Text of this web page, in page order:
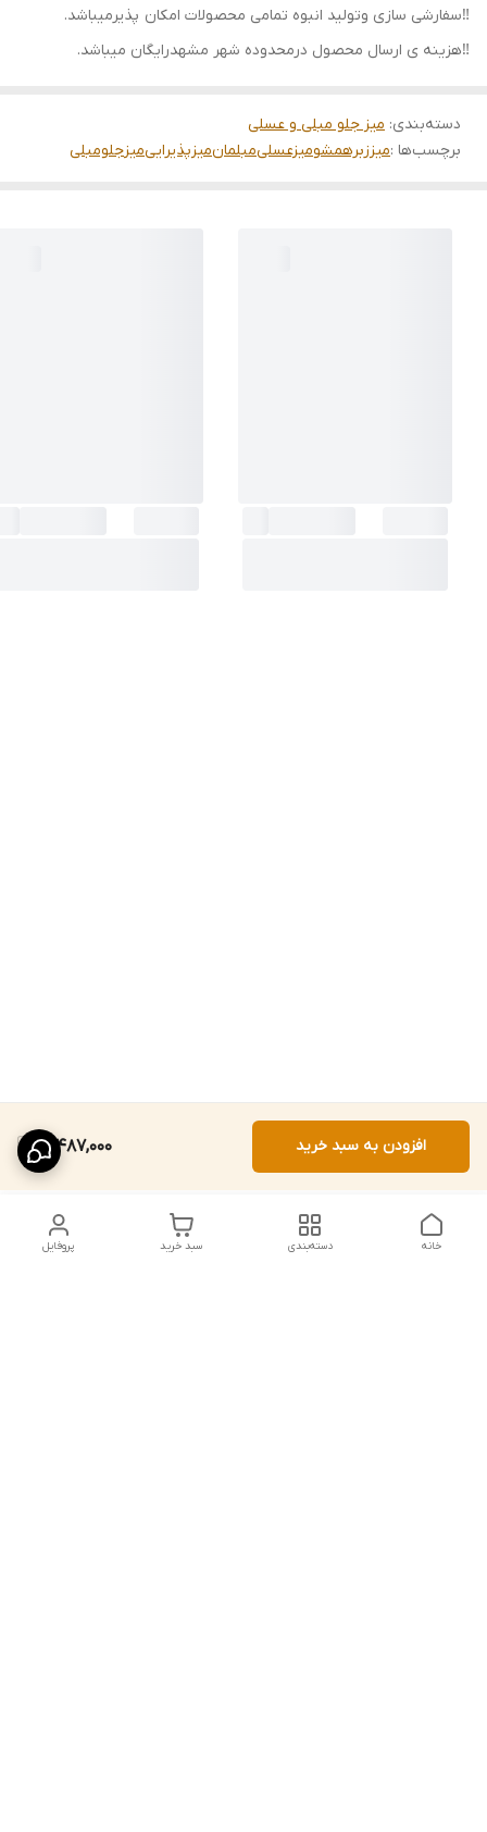
12,487,000 افزودن به سبد خرید
‼️سفارشی سازی وتولید انبوه تمامی محصولات امکان پذیرمیباشد.
‼️هزینه ی ارسال محصول درمحدوده شهر مشهدرایگان میباشد.
دسته‌بندی: میز جلو مبلی و عسلی
برچسب‌ها :میززبرهمشومیزعسلیمبلمانمیزپذیراییمیزجلومبلی
پروفایل سبد خرید دسته‌بندی خانه